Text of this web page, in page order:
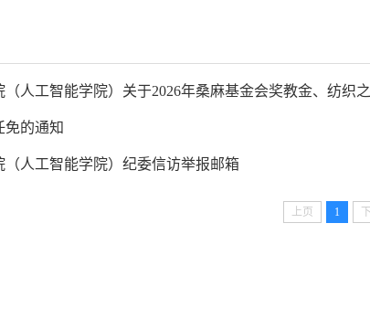
人工智能学院）关于2026年桑麻基金会奖教金、纺织
免的通知
人工智能学院）纪委信访举报邮箱
上页 1